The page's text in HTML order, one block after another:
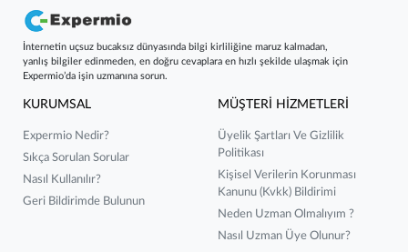
İnternetin uçsuz bucaksız dünyasında bilgi kirliliğine maruz kalmadan,
yanlış bilgiler edinmeden, en doğru cevaplara en hızlı şekilde ulaşmak için
Expermio’da işin uzmanına sorun.
KURUMSAL
Expermio Nedir?
Sıkça Sorulan Sorular
Nasıl Kullanılır?
Geri Bildirimde Bulunun
MÜŞTERİ HİZMETLERİ
Üyelik Şartları Ve Gizlilik
Politikası
Kişisel Verilerin Korunması
Kanunu (kvkk) Bildirimi
Neden Uzman Olmalıyım ?
Nasıl Uzman Üye Olunur?